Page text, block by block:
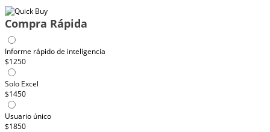
Compra Rápida
Informe rápido de inteligencia
$1250
Solo Excel
$1450
Usuario único
$1850